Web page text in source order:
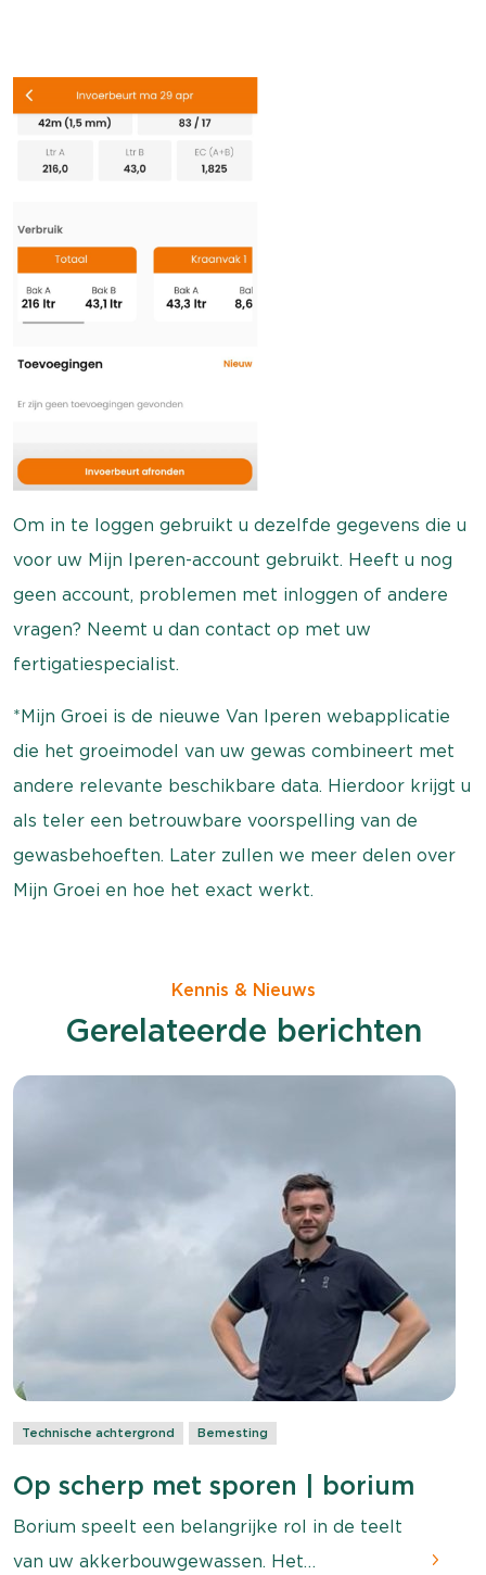
Om in te loggen gebruikt u dezelfde gegevens die u
voor uw Mijn Iperen-account gebruikt. Heeft u nog
geen account, problemen met inloggen of andere
vragen? Neemt u dan contact op met uw
fertigatiespecialist.
*Mijn Groei is de nieuwe Van Iperen webapplicatie
die het groeimodel van uw gewas combineert met
andere relevante beschikbare data. Hierdoor krijgt u
als teler een betrouwbare voorspelling van de
gewasbehoeften. Later zullen we meer delen over
Mijn Groei en hoe het exact werkt.
Kennis & Nieuws
Gerelateerde berichten
Technische achtergrond Bemesting
Op scherp met sporen | borium
Borium speelt een belangrijke rol in de teelt
van uw akkerbouwgewassen. Het